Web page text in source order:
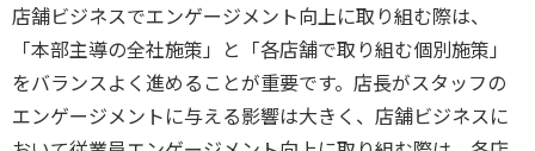
店舗ビジネスでエンゲージメント向上に取り組む際は、
「本部主導の全社施策」と「各店舗で取り組む個別施策」
をバランスよく進めることが重要です。店長がスタッフの
エンゲージメントに与える影響は大きく、店舗ビジネスに